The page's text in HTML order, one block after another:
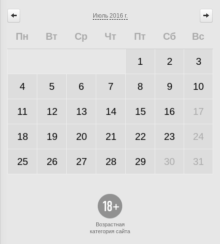
Июль 2016 г.
Пн Вт Ср Чт Пт Сб Вс
1 2 3
4 5 6 7 8 9 10
11 12 13 14 15 16 17
18 19 20 21 22 23 24
25 26 27 28 29 30 31
Возрастная
категория сайта